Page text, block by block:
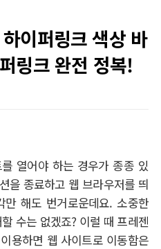
이퍼링크 색상 바
링크 완전 정복!
열어야 하는 경우가 종종 있
을 종료하고 웹 브라우저를 띄
해도 번거로운데요. 소중한
수는 없겠죠? 이럴 때 프레젠
용하면 웹 사이트로 이동함은